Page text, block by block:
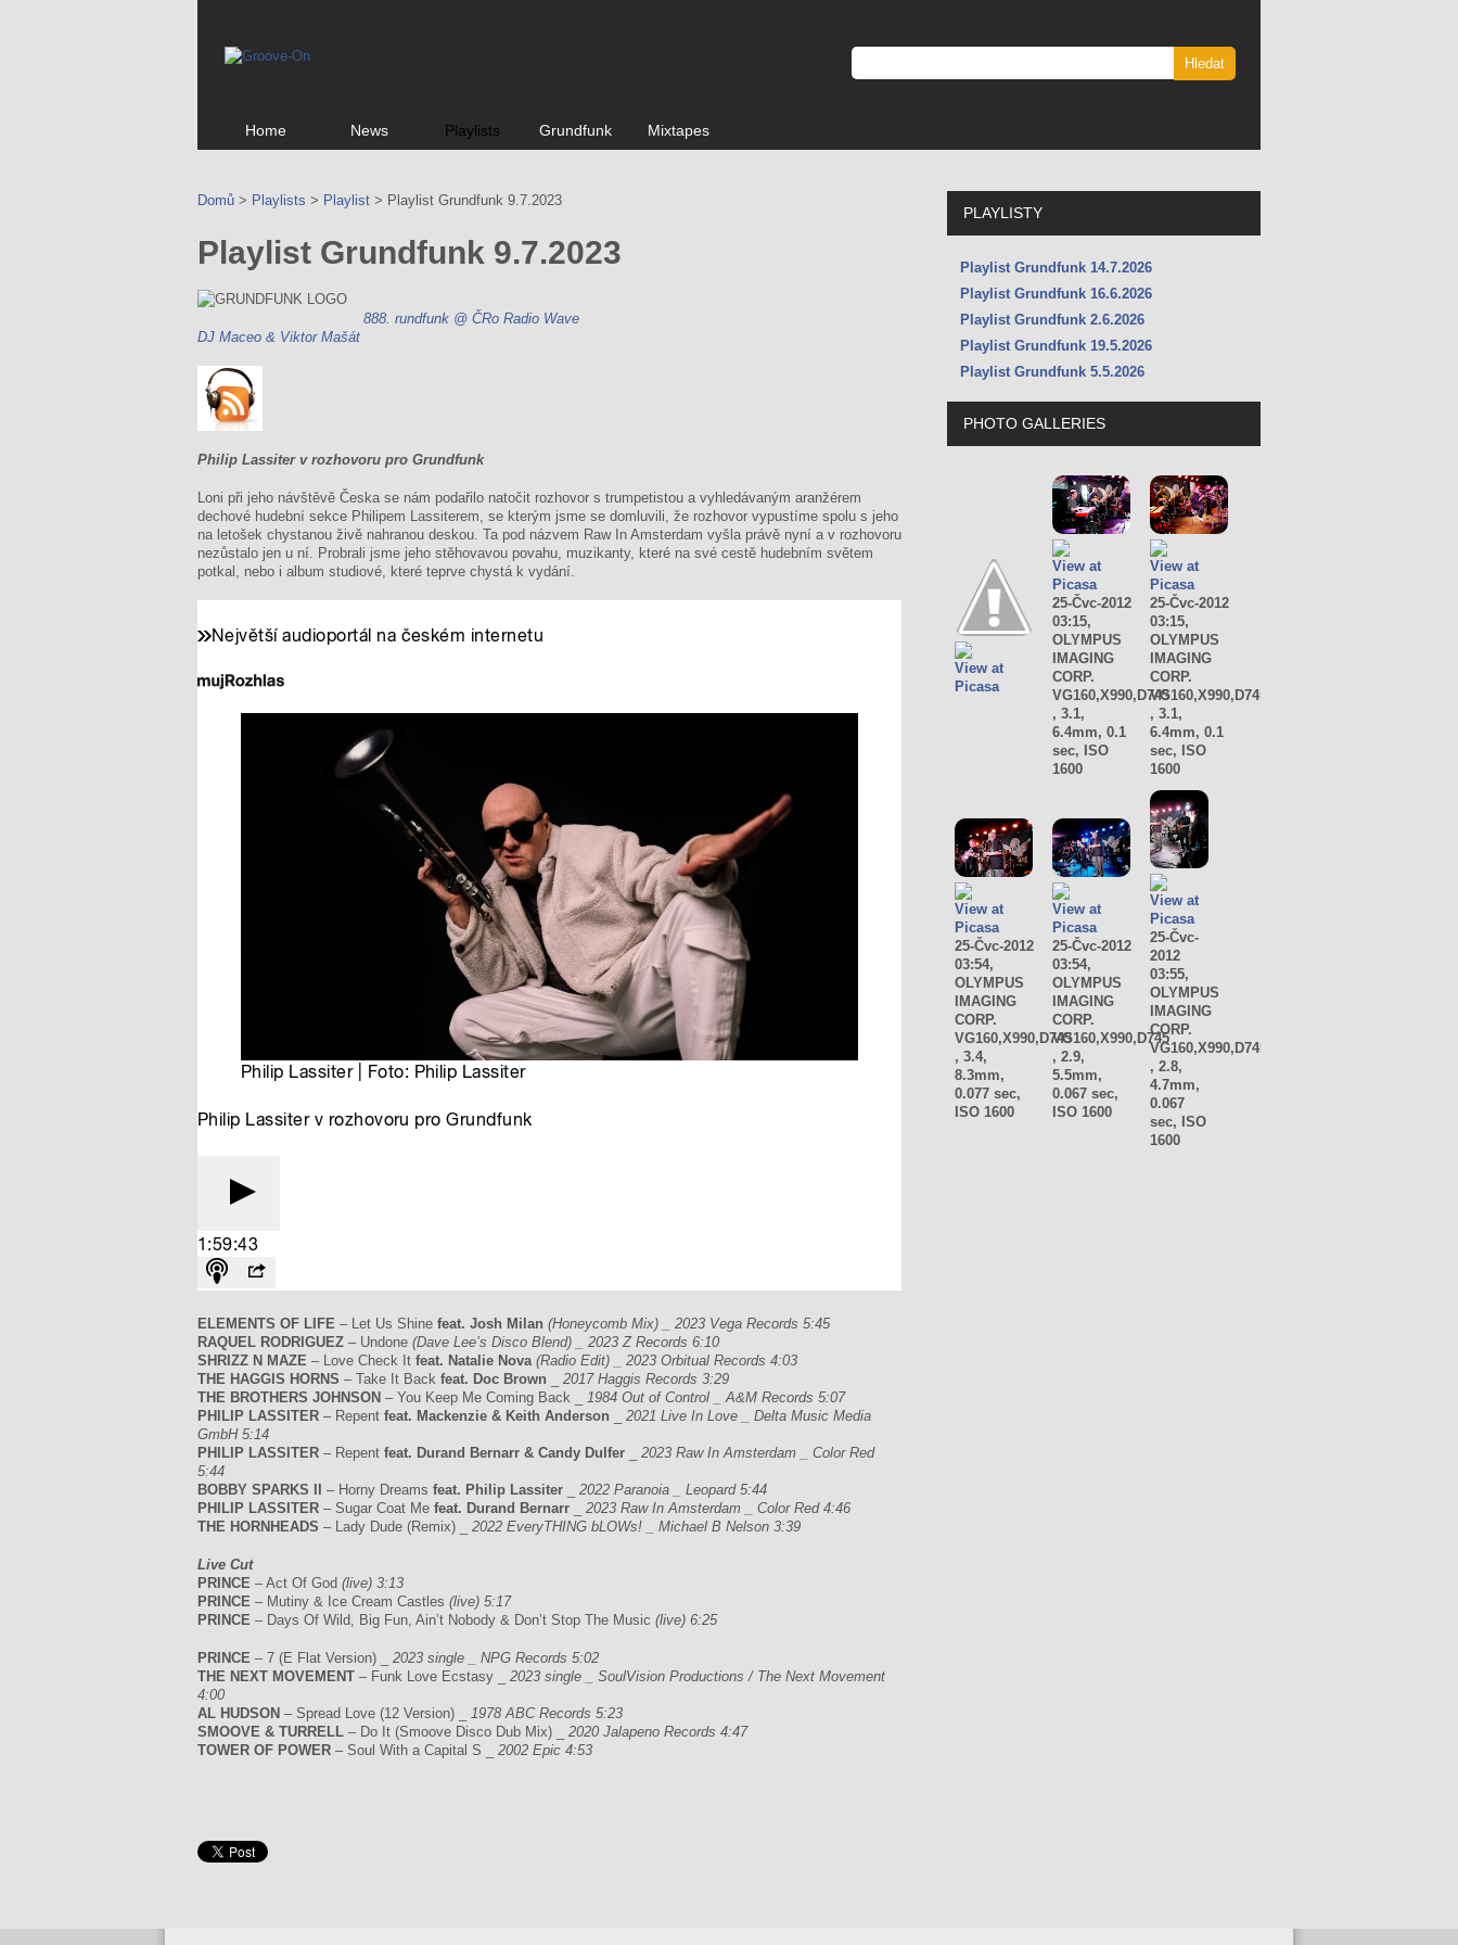
Home News Playlists Grundfunk Mixtapes
Domů > Playlists > Playlist > Playlist Grundfunk 9.7.2023
Playlist Grundfunk 9.7.2023
888. rundfunk @ ČRo Radio Wave
DJ Maceo & Viktor Mašát
Philip Lassiter v rozhovoru pro Grundfunk
Loni při jeho návštěvě Česka se nám podařilo natočit rozhovor s trumpetistou a vyhledávaným aranžérem
dechové hudební sekce Philipem Lassiterem, se kterým jsme se domluvili, že rozhovor vypustíme spolu s jeho
na letošek chystanou živě nahranou deskou. Ta pod názvem Raw In Amsterdam vyšla právě nyní a v rozhovoru
nezůstalo jen u ní. Probrali jsme jeho stěhovavou povahu, muzikanty, které na své cestě hudebním světem
potkal, nebo i album studiové, které teprve chystá k vydání.
ELEMENTS OF LIFE – Let Us Shine feat. Josh Milan (Honeycomb Mix) _ 2023 Vega Records 5:45
RAQUEL RODRIGUEZ – Undone (Dave Lee’s Disco Blend) _ 2023 Z Records 6:10
SHRIZZ N MAZE – Love Check It feat. Natalie Nova (Radio Edit) _ 2023 Orbitual Records 4:03
THE HAGGIS HORNS – Take It Back feat. Doc Brown
2017 Haggis Records 3:29
THE BROTHERS JOHNSON – You Keep Me Coming Back _ 1984 Out of Control _ A&M Records 5:07
PHILIP LASSITER – Repent feat. Mackenzie & Keith Anderson
2021 Live In Love _ Delta Music Media
GmbH 5:14
PHILIP LASSITER – Repent feat. Durand Bernarr & Candy Dulfer
2023 Raw In Amsterdam _ Color Red
5:44
BOBBY SPARKS II
– Horny Dreams feat. Philip Lassiter
2022 Paranoia _ Leopard 5:44
PHILIP LASSITER – Sugar Coat Me feat. Durand Bernarr
2023 Raw In Amsterdam _ Color Red 4:46
THE HORNHEADS – Lady Dude (Remix) _ 2022 EveryTHING bLOWs! _ Michael B Nelson 3:39
Live Cut
PRINCE – Act Of God (live) 3:13
PRINCE – Mutiny & Ice Cream Castles (live) 5:17
PRINCE – Days Of Wild, Big Fun, Ain’t Nobody & Don’t Stop The Music (live) 6:25
PRINCE – 7 (E Flat Version) _ 2023 single _ NPG Records 5:02
THE NEXT MOVEMENT – Funk Love Ecstasy _ 2023 single _ SoulVision Productions / The Next Movement
4:00
AL HUDSON – Spread Love (12 Version) _ 1978 ABC Records 5:23
SMOOVE & TURRELL – Do It (Smoove Disco Dub Mix) _
2020 Jalapeno Records 4:47
TOWER OF POWER – Soul With a Capital S _ 2002 Epic 4:53
PLAYLISTY
Playlist Grundfunk 14.7.2026
Playlist Grundfunk 16.6.2026
Playlist Grundfunk 2.6.2026
Playlist Grundfunk 19.5.2026
Playlist Grundfunk 5.5.2026
PHOTO GALLERIES
View at
Picasa
View at
Picasa
25-Čvc-2012
03:15,
OLYMPUS
IMAGING
CORP.
VG160,X990,D745
, 3.1,
6.4mm, 0.1
sec, ISO
1600
View at
Picasa
25-Čvc-2012
03:15,
OLYMPUS
IMAGING
CORP.
VG160,X990,D745
, 3.1,
6.4mm, 0.1
sec, ISO
1600
View at
Picasa
25-Čvc-2012
03:54,
OLYMPUS
IMAGING
CORP.
VG160,X990,D745
, 3.4,
8.3mm,
0.077 sec,
ISO 1600
View at
Picasa
25-Čvc-2012
03:54,
OLYMPUS
IMAGING
CORP.
VG160,X990,D745
, 2.9,
5.5mm,
0.067 sec,
ISO 1600
View at
Picasa
25-Čvc-
2012
03:55,
OLYMPUS
IMAGING
CORP.
VG160,X990,D745
, 2.8,
4.7mm,
0.067
sec, ISO
1600